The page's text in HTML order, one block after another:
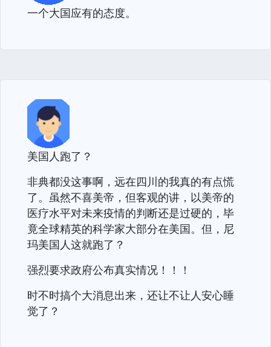
一个大国应有的态度。
美国人跑了？
非典都没这事啊，远在四川的我真的有点慌
了。虽然不喜美帝，但客观的讲，以美帝的
医疗水平对未来疫情的判断还是过硬的，毕
竟全球精英的科学家大部分在美国。但，尼
玛美国人这就跑了？
强烈要求政府公布真实情况！！！
时不时搞个大消息出来，还让不让人安心睡
觉了？